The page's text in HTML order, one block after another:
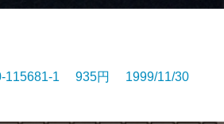
115681-1 935円 1999/11/30